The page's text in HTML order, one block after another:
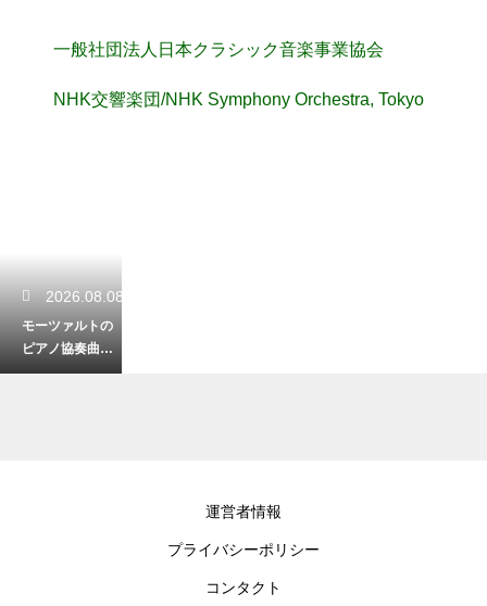
一般社団法人日本クラシック音楽事業協会
NHK交響楽団/NHK Symphony Orchestra, Tokyo
2026.08.08
モーツァルトの
ピアノ協奏曲の
２４番ハ短調の
運営者情報
プライバシーポリシー
コンタクト